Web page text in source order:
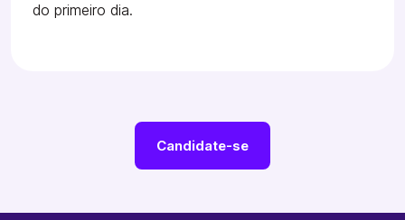
do primeiro dia.
Candidate-se